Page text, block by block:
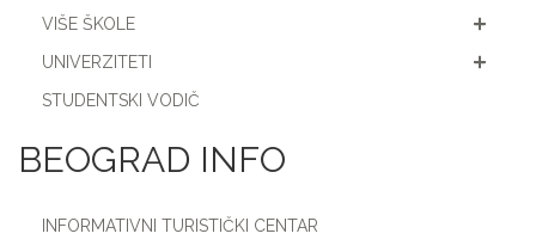
VIŠE ŠKOLE
UNIVERZITETI
STUDENTSKI VODIČ
BEOGRAD INFO
INFORMATIVNI TURISTIČKI CENTAR